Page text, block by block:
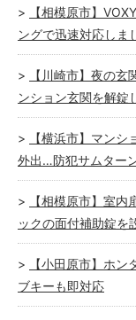
【相模原市】
ングで迅速対応しま
【川崎市】夜の
ンション玄関を解錠
【横浜市】マン
外出…防犯サムター
【相模原市】室
ックの面付補助錠を
【小田原市】ホ
ブキーも即対応